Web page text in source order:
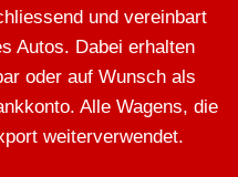
und vereinbart
Autos. Dabei erhalten
oder auf Wunsch als
Alle Wagens, die
weiterverwendet.